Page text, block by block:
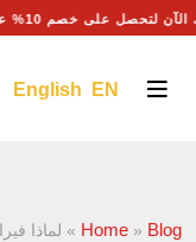
على خصم 10% على أجور اليد العاملة
English EN
Home » Blog
» لماذا